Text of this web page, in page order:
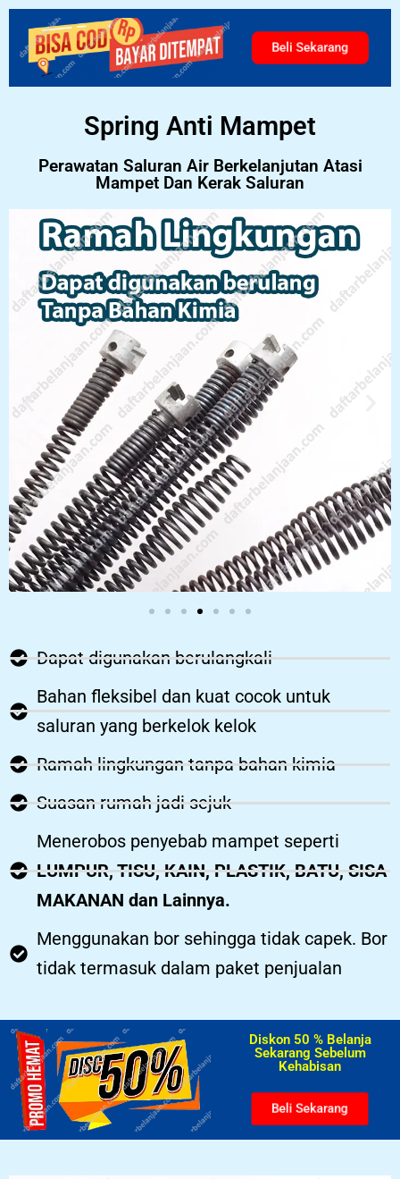
Beli Sekarang
Spring Anti Mampet
Perawatan Saluran Air Berkelanjutan Atasi
Mampet Dan Kerak Saluran
Dapat digunakan berulangkali
Bahan fleksibel dan kuat cocok untuk
saluran yang berkelok kelok
Ramah lingkungan tanpa bahan kimia
Suasan rumah jadi sejuk
Menerobos penyebab mampet seperti
LUMPUR, TISU, KAIN, PLASTIK, BATU, SISA
MAKANAN dan Lainnya.
Menggunakan bor sehingga tidak capek. Bor
tidak termasuk dalam paket penjualan
Diskon 50 % Belanja
Sekarang Sebelum
Kehabisan​
Beli Sekarang